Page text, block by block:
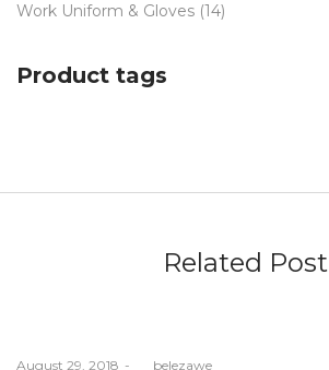
Work Uniform & Gloves (14)
Product tags
Related Post
Posted
August 29, 2018 belezawe